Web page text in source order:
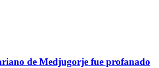
de Medjugorje fue profanado